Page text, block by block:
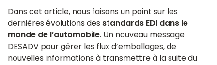
Dans cet article, nous faisons un point sur les
dernières évolutions des standards EDI dans le
monde de l’automobile. Un nouveau message
DESADV pour gérer les flux d’emballages, de
nouvelles informations à transmettre à la suite du